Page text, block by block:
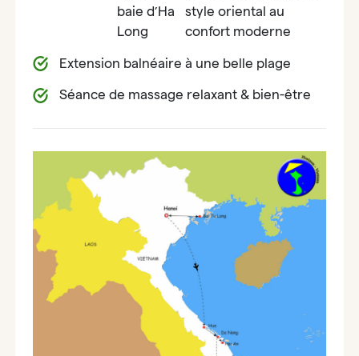
baie d’Ha
Long
style oriental au
confort moderne
Extension balnéaire à une belle plage
Séance de massage relaxant & bien-être